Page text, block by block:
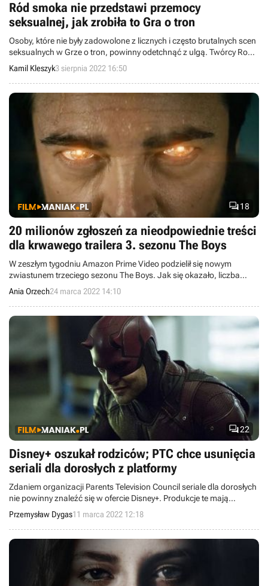
Ród smoka nie przedstawi przemocy
seksualnej, jak zrobiła to Gra o tron
Osoby, które nie były zadowolone z licznych i często brutalnych scen
seksualnych w Grze o tron, powinny odetchnąć z ulgą. Twórcy Rodu
smoka ogłosili, że nowe widowisko HBO będzie się pod tym
względem różniło od oryginału.
Kamil Kleszyk3 sierpnia 2022 16:50
18
20 milionów zgłoszeń za nieodpowiednie treści
dla krwawego trailera 3. sezonu The Boys
W zeszłym tygodniu Amazon Prime Video podzielił się nowym
zwiastunem trzeciego sezonu The Boys. Jak się okazało, liczba
krwawych i brutalnych scen w tej zapowiedzi była dla wielu zbyt
duża, a trailer został zgłoszony 20 milionów razy za nieodpowiednie
treści.
Ania Orzech24 marca 2022 14:10
22
Disney+ oszukał rodziców; PTC chce usunięcia
seriali dla dorosłych z platformy
Zdaniem organizacji Parents Television Council seriale dla dorosłych
nie powinny znaleźć się w ofercie Disney+. Produkcje te mają
niszczyć wizerunek marki.
Przemysław Dygas11 marca 2022 12:18